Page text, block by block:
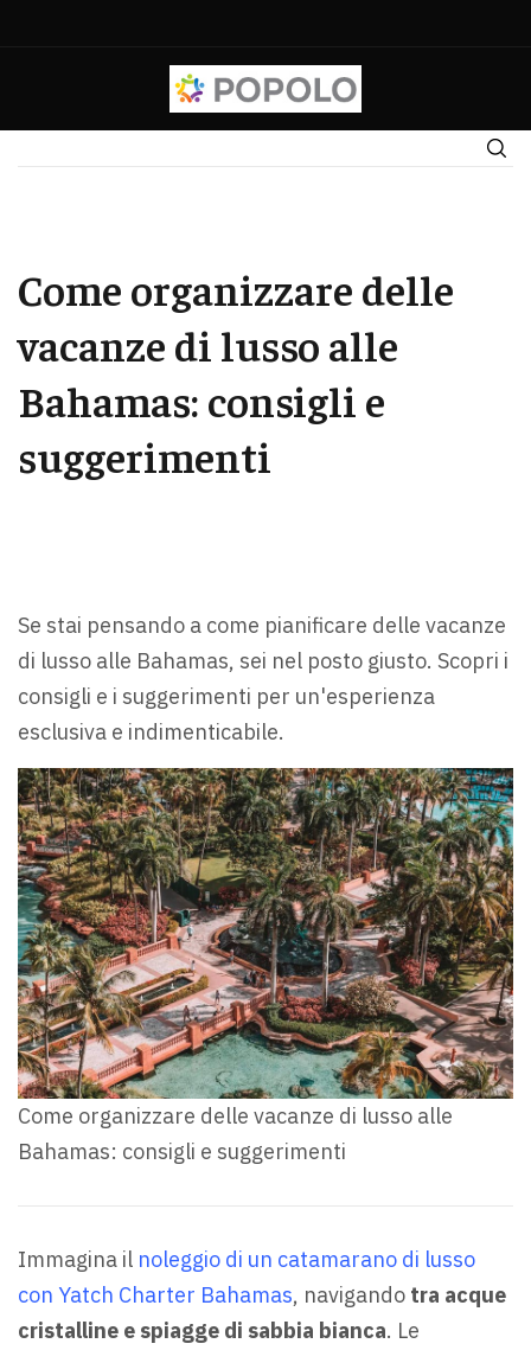
Come organizzare delle
vacanze di lusso alle
Bahamas: consigli e
suggerimenti
Se stai pensando a come pianificare delle vacanze
di lusso alle Bahamas, sei nel posto giusto. Scopri i
consigli e i suggerimenti per un'esperienza
esclusiva e indimenticabile.
Come organizzare delle vacanze di lusso alle
Bahamas: consigli e suggerimenti
Immagina il noleggio di un catamarano di lusso
con Yatch Charter Bahamas, navigando tra acque
cristalline e spiagge di sabbia bianca. Le